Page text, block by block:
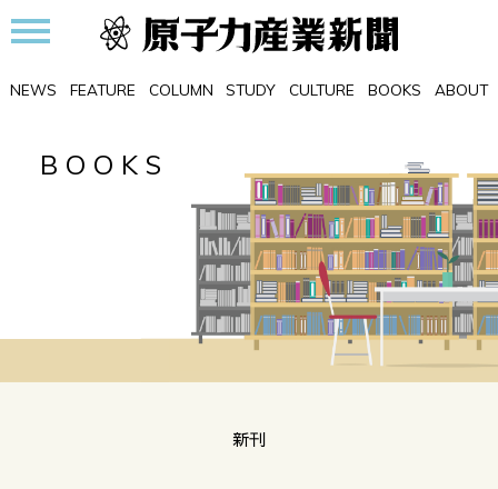
NEWS FEATURE COLUMN STUDY CULTURE BOOKS ABOUT
BOOKS
新刊